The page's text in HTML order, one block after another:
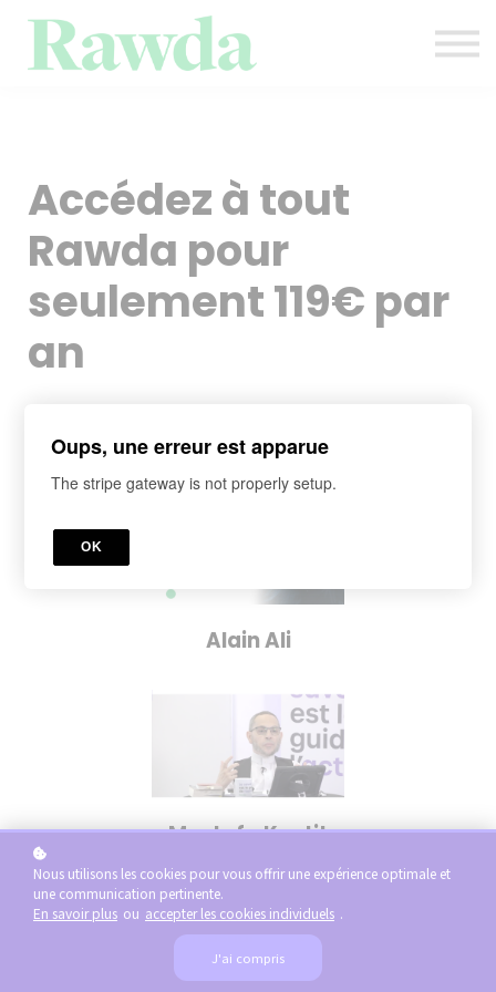
Contact
Blog
Accédez à tout
Rawda pour
seulement 119€ par
an
islamiques en ligne
Alain Ali
Mustafa Kastit
Nous utilisons les cookies pour vous offrir une expérience optimale et
une communication pertinente.
En savoir plus ou accepter les cookies individuels .
J'ai compris
Oups, une erreur est apparue
The stripe gateway is not properly setup.
OK